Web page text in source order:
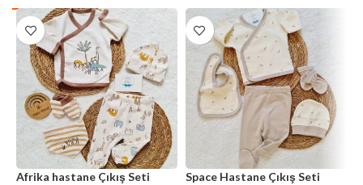
Afrika hastane Çıkış Seti Space Hastane Çıkış Seti